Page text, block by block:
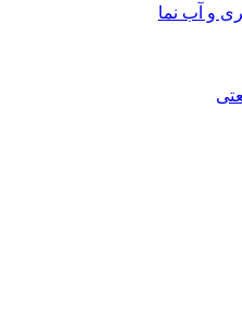
و آب نما